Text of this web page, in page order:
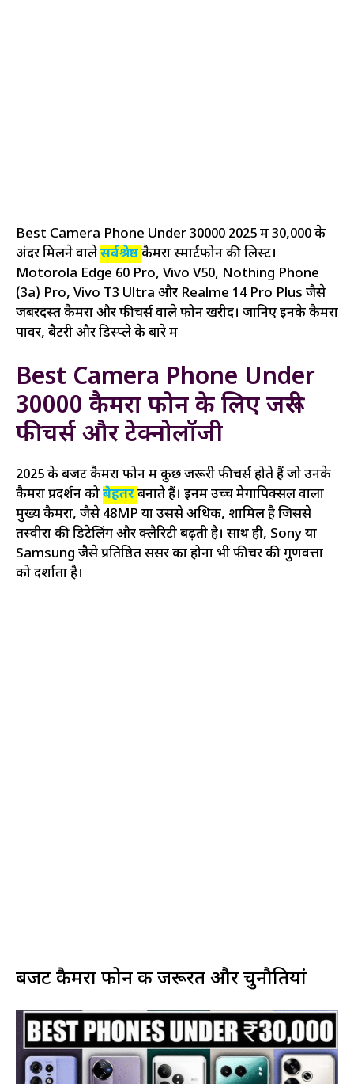
Best Camera Phone Under 30000 2025 में ₹30,000 के
अंदर मिलने वालेसर्वश्रेष्ठकैमरा स्मार्टफोन की लिस्ट।
Motorola Edge 60 Pro, Vivo V50, Nothing Phone
(3a) Pro, Vivo T3 Ultra और Realme 14 Pro Plus जैसे
जबरदस्त कैमरा और फीचर्स वाले फोन खरीदें। जानिए इनके कैमरा
पावर, बैटरी और डिस्प्ले के बारे में
Best Camera Phone Under
30000 कैमरा फोन के लिए जरूरी
फीचर्स और टेक्नोलॉजी
2025 के बजट कैमरा फोन में कुछ जरूरी फीचर्स होते हैं जो उनके
कैमरा प्रदर्शन कोबेहतरबनाते हैं। इनमें उच्च मेगापिक्सल वाला
मुख्य कैमरा, जैसे 48MP या उससे अधिक, शामिल है जिससे
तस्वीरों की डिटेलिंग और क्लैरिटी बढ़ती है। साथ ही, Sony या
Samsung जैसे प्रतिष्ठित सेंसर का होना भी फीचर की गुणवत्ता
को दर्शाता है।
बजट कैमरा फोन की जरूरत और चुनौतियां